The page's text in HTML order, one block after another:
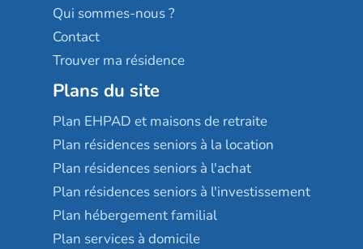
Qui sommes-nous ?
Contact
Trouver ma résidence
Plans du site
Plan EHPAD et maisons de retraite
Plan résidences seniors à la location
Plan résidences seniors à l'achat
Plan résidences seniors à l'investissement
Plan hébergement familial
Plan services à domicile